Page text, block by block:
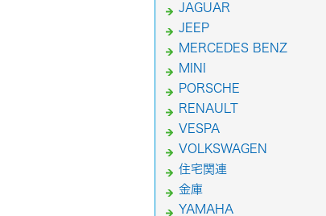
JAGUAR
JEEP
MERCEDES BENZ
MINI
PORSCHE
RENAULT
VESPA
VOLKSWAGEN
住宅関連
金庫
YAMAHA